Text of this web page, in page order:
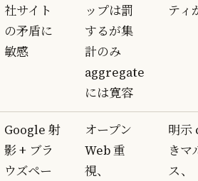
社サイト
の矛盾に
敏感
ップは罰
するが集
計のみ
aggregate
には寛容
ティ
Google 射
影 + ブラ
ウズペー
オープン
Web 重
視、
明示
きマ
ス、